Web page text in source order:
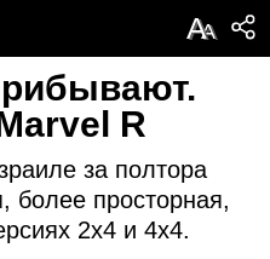
АА
R
за полтора
просторная,
2х4 и 4х4.